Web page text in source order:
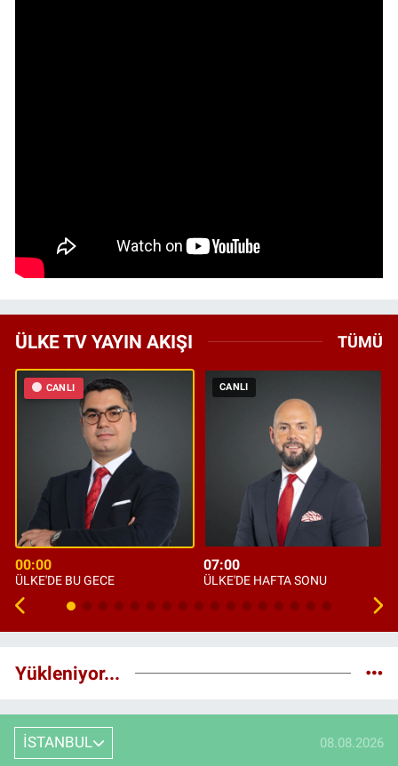
ÜLKE TV YAYIN AKIŞI TÜMÜ
CANLI
00:00
ÜLKE'DE BU GECE
CANLI
07:00
ÜLKE'DE HAFTA SONU
Yükleniyor...
İSTANBUL 08.08.2026